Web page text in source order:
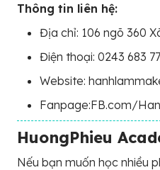
Thông tin liên hệ:
Địa chỉ: 106 ngõ 360
Điện thoại: 0243 683
Website:
Fanpage:FB.com/
HuongPhieu
Nếu bạn muốn học nhiều